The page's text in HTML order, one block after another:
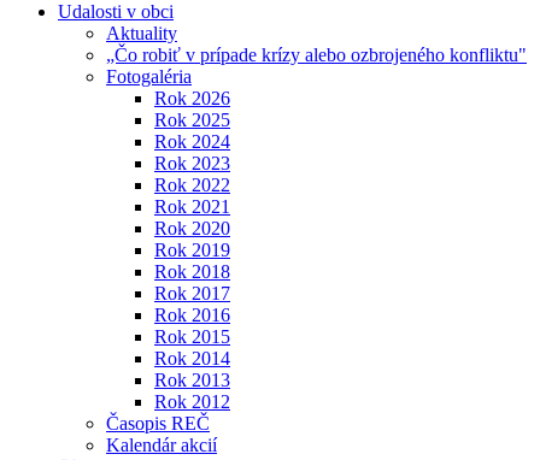
Udalosti v obci
Aktuality
„Čo robiť v prípade krízy alebo ozbrojeného konfliktu"
Fotogaléria
Rok 2026
Rok 2025
Rok 2024
Rok 2023
Rok 2022
Rok 2021
Rok 2020
Rok 2019
Rok 2018
Rok 2017
Rok 2016
Rok 2015
Rok 2014
Rok 2013
Rok 2012
Časopis REČ
Kalendár akcií